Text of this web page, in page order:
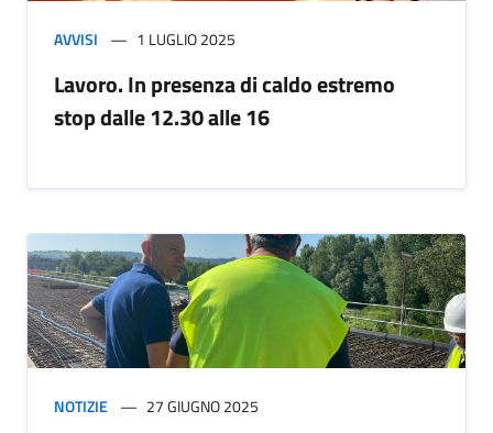
AVVISI 1 LUGLIO 2025
Lavoro. In presenza di caldo estremo
stop dalle 12.30 alle 16
NOTIZIE 27 GIUGNO 2025